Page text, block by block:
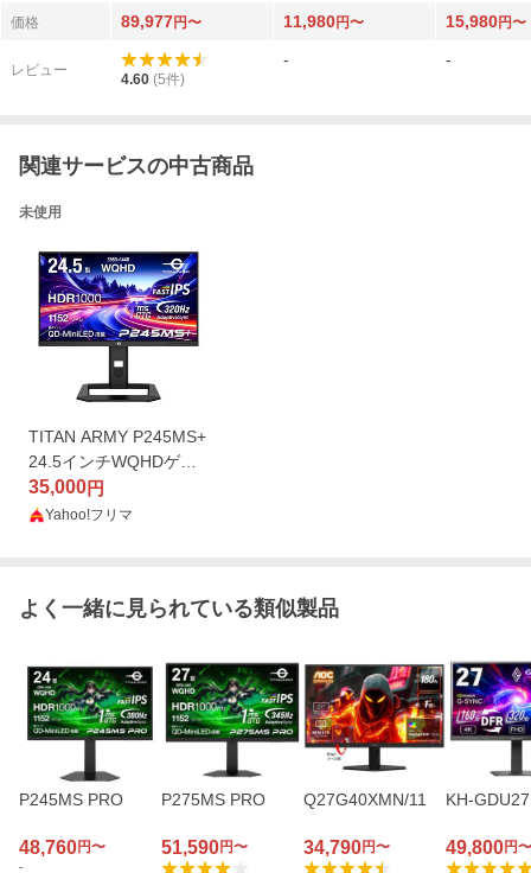
価格 89,977円〜 11,980円〜 15,980円〜
レビュー
4.60 (5件)
- -
関連サービスの中古商品
未使用
TITAN ARMY P245MS+
24.5インチWQHDゲー
ミングモニター 未使用
品
35,000円
Yahoo!フリマ
よく一緒に見られている類似製品
P245MS PRO
48,760円〜
-
P275MS PRO
51,590円〜
Q27G40XMN/11
34,790円〜
KH-
49,800円〜